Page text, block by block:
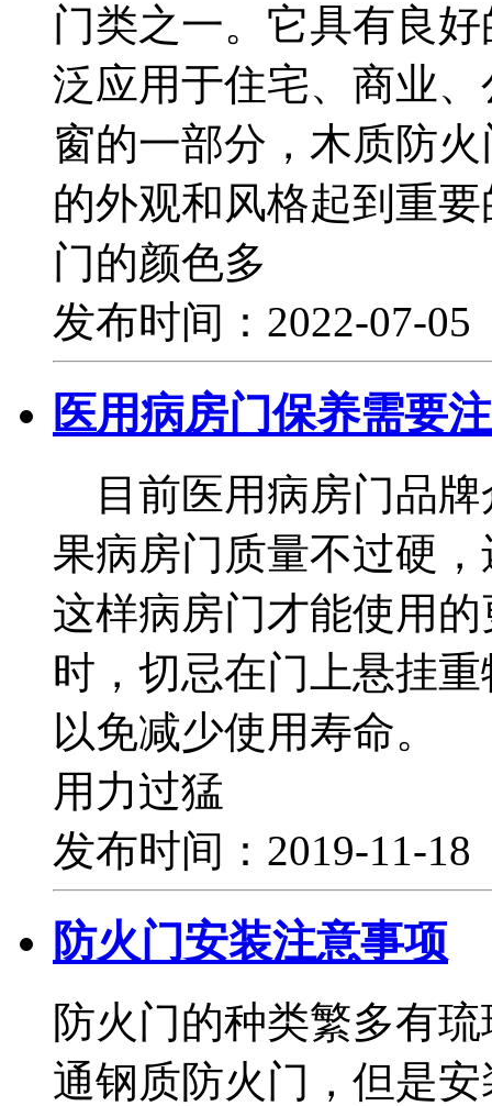
门类之一。它具有良
泛应用于住宅、商业
窗的一部分，木质防
的外观和风格起到重
门的颜色多
发布时间：2022-07-
医用病房门保养需要
目前医用病房门品牌
果病房门质量不过硬
这样病房门才能使用
时，切忌在门上悬挂
以免减少使用寿命。
用力过猛
发布时间：2019-11-
防火门安装注意事项
防火门的种类繁多有
通钢质防火门，但是